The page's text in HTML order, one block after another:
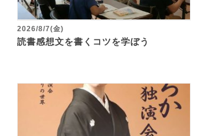
2026/8/7(金)
読書感想文を書くコツを学ぼう